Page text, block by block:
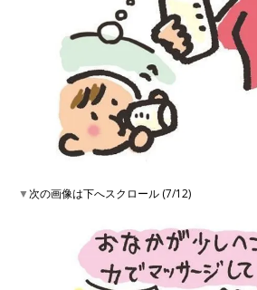
▼次の画像は下へスクロール (7/12)